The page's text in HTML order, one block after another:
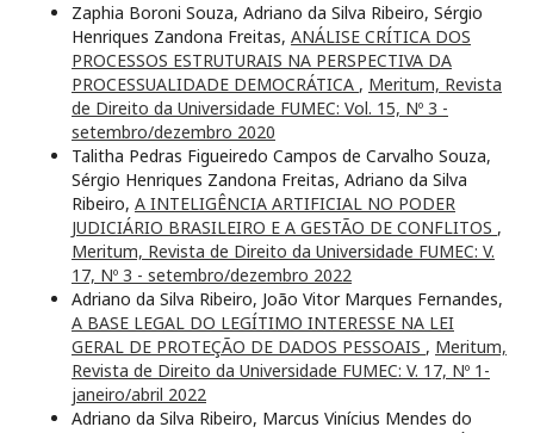
Zaphia Boroni Souza, Adriano da Silva Ribeiro, Sérgio
Henriques Zandona Freitas, ANÁLISE CRÍTICA DOS
PROCESSOS ESTRUTURAIS NA PERSPECTIVA DA
PROCESSUALIDADE DEMOCRÁTICA , Meritum, Revista
de Direito da Universidade FUMEC: Vol. 15, Nº 3 -
setembro/dezembro 2020
Talitha Pedras Figueiredo Campos de Carvalho Souza,
Sérgio Henriques Zandona Freitas, Adriano da Silva
Ribeiro, A INTELIGÊNCIA ARTIFICIAL NO PODER
JUDICIÁRIO BRASILEIRO E A GESTÃO DE CONFLITOS ,
Meritum, Revista de Direito da Universidade FUMEC: V.
17, Nº 3 - setembro/dezembro 2022
Adriano da Silva Ribeiro, João Vitor Marques Fernandes,
A BASE LEGAL DO LEGÍTIMO INTERESSE NA LEI
GERAL DE PROTEÇÃO DE DADOS PESSOAIS , Meritum,
Revista de Direito da Universidade FUMEC: V. 17, Nº 1-
janeiro/abril 2022
Adriano da Silva Ribeiro, Marcus Vinícius Mendes do